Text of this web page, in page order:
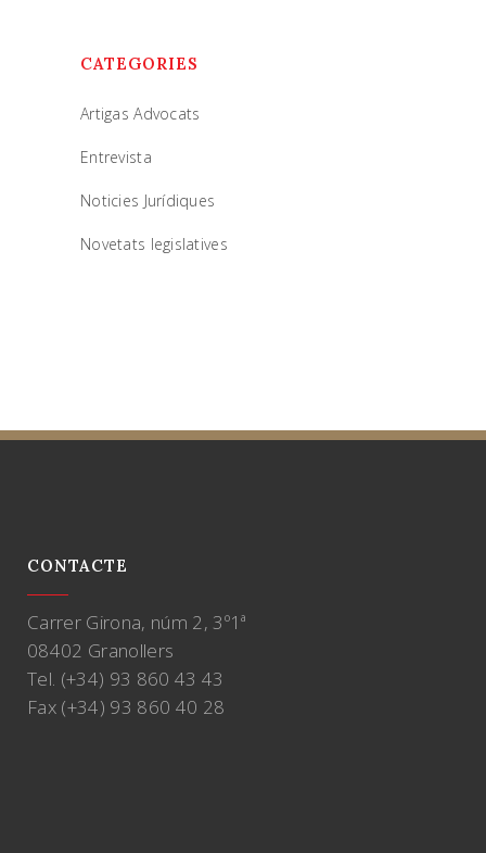
CATEGORIES
Artigas Advocats
Entrevista
Noticies Jurídiques
Novetats legislatives
CONTACTE
Carrer Girona, núm 2, 3º1ª
08402 Granollers
Tel. (+34) 93 860 43 43
Fax (+34) 93 860 40 28